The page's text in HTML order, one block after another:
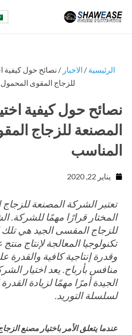
المحتوى
الرئيسية / الاخبار / نصائح حول كيفية
للزجاج المقوى
نصائح حول كيفية
المصنعة للزجاج
المناسب
يناير 22, 2020
تعتبر الشركة المصنعة
المختار قرارًا مهمًا للشركة.
للزجاج المقسى الجيد هي تلك
تكنولوجيا المعالجة لإنتاج
وقدرة إنتاجية كافية والقدرة
منافس بأرباح. يعد اختيار
الجيدة أمرًا مهمًا لزيادة
لسلسلة التوريد.
عندما يتعلق الأمر باختيار مصنع